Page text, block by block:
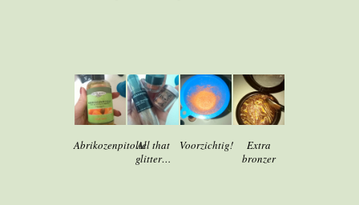
AbrikozenpitolieAll that
glitter…
Voorzichtig!
Extra
bronzer